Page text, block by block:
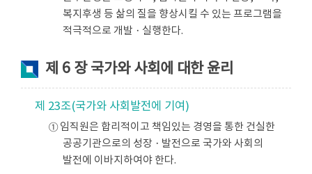
복지후생 등 삶의 질을 향상시킬 수 있는 프로그램을
적극적으로 개발ㆍ실행한다.
제 6 장 국가와 사회에 대한 윤리
제 23조(국가와 사회발전에 기여)
① 임직원은 합리적이고 책임있는 경영을 통한 건실한
공공기관으로의 성장ㆍ발전으로 국가와 사회의
발전에 이바지하여야 한다.